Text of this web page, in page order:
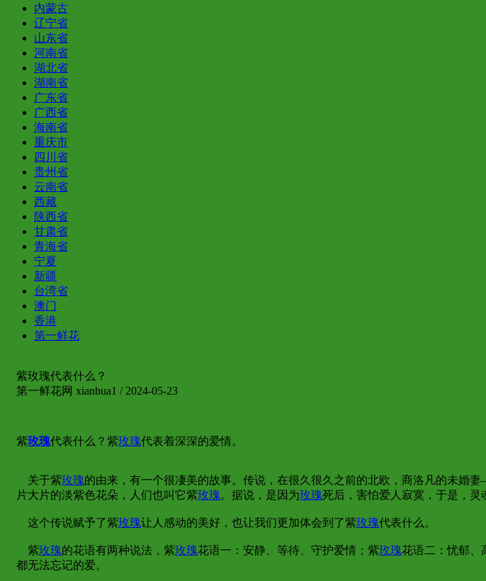
内蒙古
辽宁省
山东省
河南省
湖北省
湖南省
广东省
广西省
海南省
重庆市
四川省
贵州省
云南省
西藏
陕西省
甘肃省
青海省
宁夏
新疆
台湾省
澳门
香港
第一鲜花
紫玫瑰代表什么？
第一鲜花网 xianhua1 / 2024-05-23
紫玫瑰代表什么？紫玫瑰代表着深深的爱情。
关于紫玫瑰的由来，有一个很凄美的故事。传说，在很久很久之前的北欧，商洛凡的未婚
片大片的淡紫色花朵，人们也叫它紫玫瑰。据说，是因为玫瑰死后，害怕爱人寂寞，于是，
这个传说赋予了紫玫瑰让人感动的美好，也让我们更加体会到了紫玫瑰代表什么。
紫玫瑰的花语有两种说法，紫玫瑰花语一：安静、等待、守护爱情；紫玫瑰花语二：忧郁、
都无法忘记的爱。